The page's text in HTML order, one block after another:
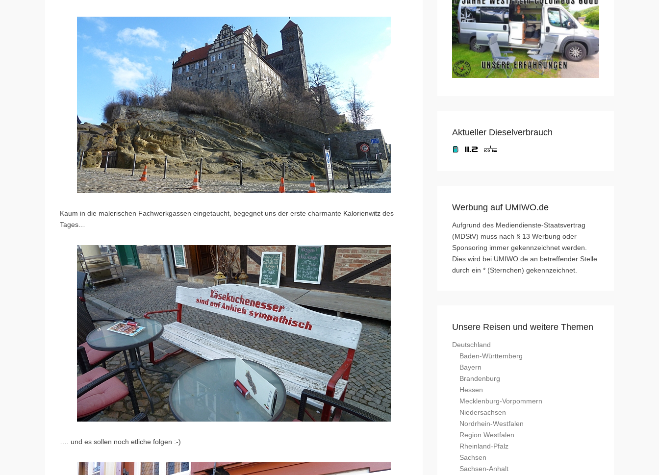
Kaum in die malerischen Fachwerkgassen eingetaucht, begegnet uns der erste charmante Kalorienwitz des
Tages…
…. und es sollen noch etliche folgen :-)
Aktueller Dieselverbrauch
Werbung auf UMIWO.de
Aufgrund des Mediendienste-Staatsvertrag
(MDStV) muss nach § 13 Werbung oder
Sponsoring immer gekennzeichnet werden.
Dies wird bei UMIWO.de an betreffender Stelle
durch ein * (Sternchen) gekennzeichnet.
Unsere Reisen und weitere Themen
Deutschland
Baden-Württemberg
Bayern
Brandenburg
Hessen
Mecklenburg-Vorpommern
Niedersachsen
Nordrhein-Westfalen
Region Westfalen
Rheinland-Pfalz
Sachsen
Sachsen-Anhalt